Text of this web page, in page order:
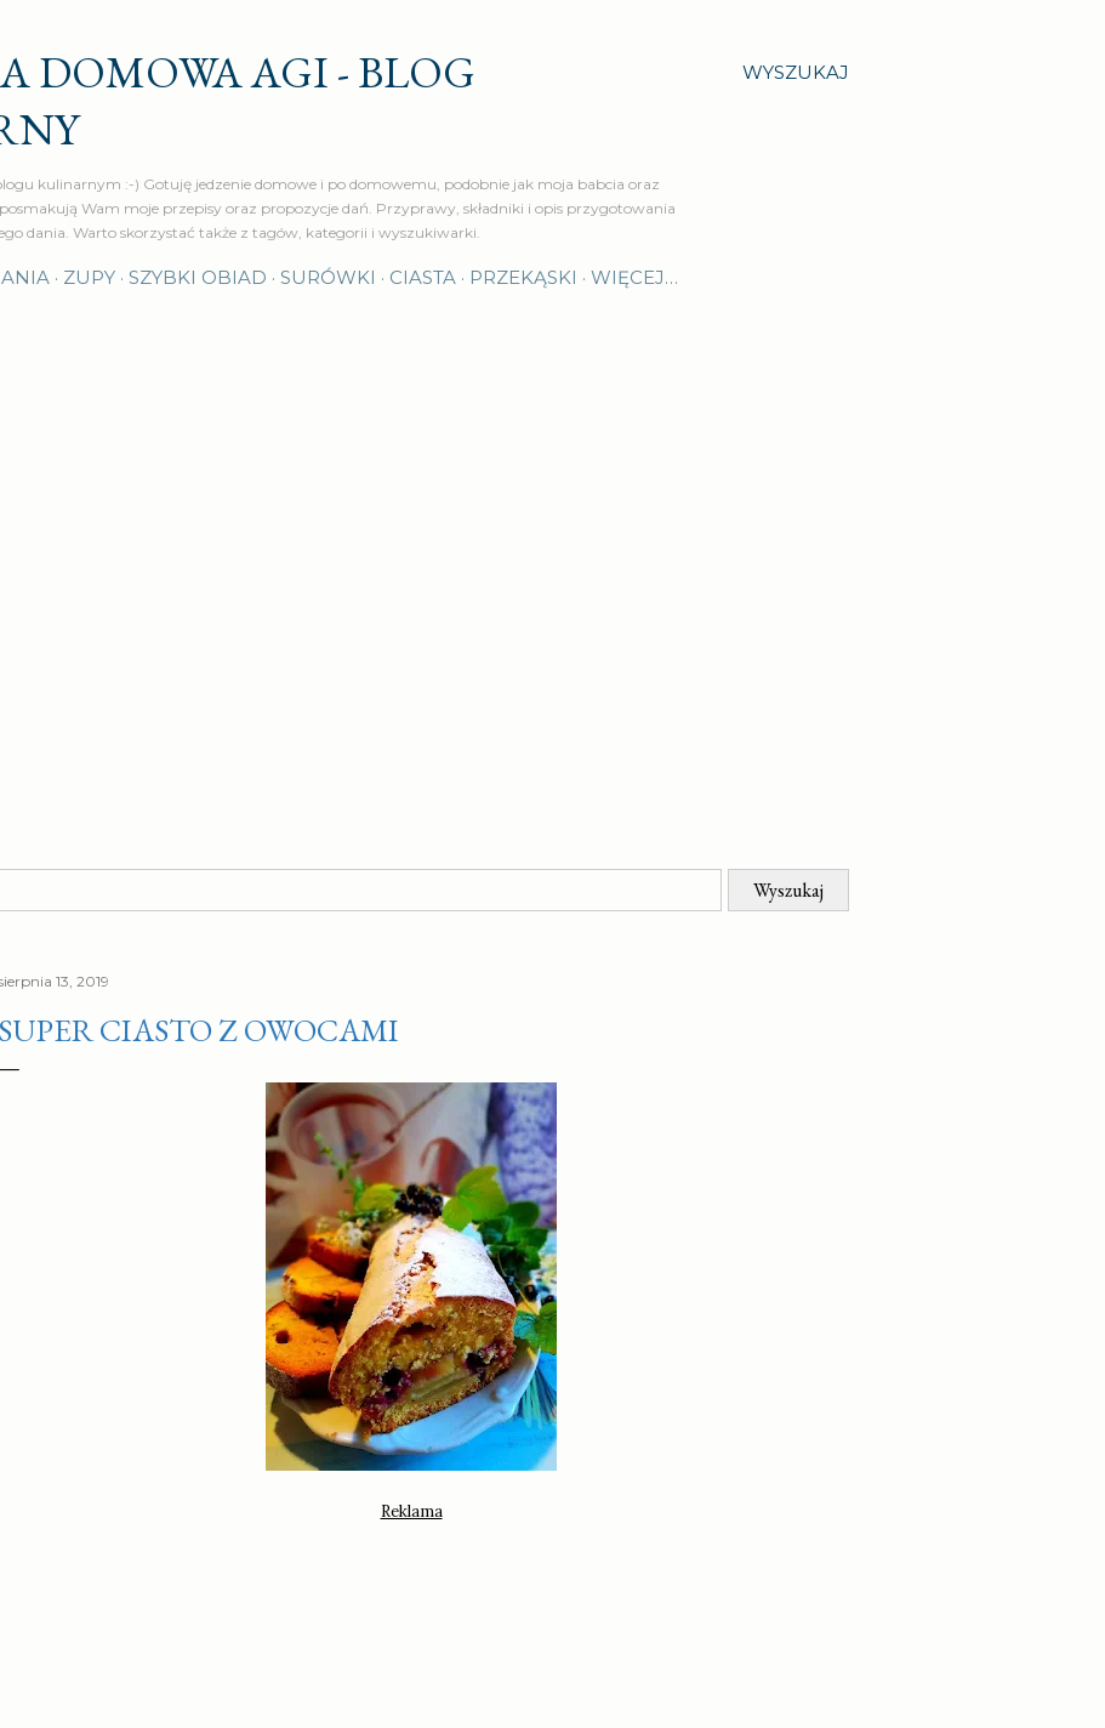
WYSZUKAJ
DOMOWA AGI - BLOG
kulinarnym :-) Gotuję jedzenie domowe i po domowemu, podobnie jak moja babcia oraz
Wam moje przepisy oraz propozycje dań. Przyprawy, składniki i opis przygotowania
dania. Warto skorzystać także z tagów, kategorii i wyszukiwarki.
ZUPY SZYBKI OBIAD SURÓWKI CIASTA PRZEKĄSKI WIĘCEJ…
13, 2019
SUPER CIASTO Z OWOCAMI